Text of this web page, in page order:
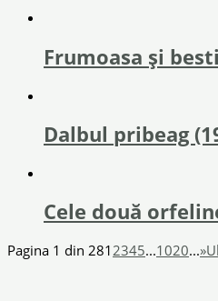
Frumoasa și
Dalbul pribeag
Cele două
Pagina 1 din 2812345...1020...»